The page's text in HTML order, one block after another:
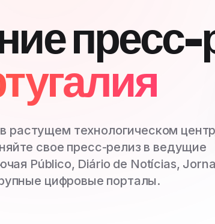
растущем технологическом
свое пресс-релиз в ведущие
Público, Diário de Notícias,
цифровые порталы.